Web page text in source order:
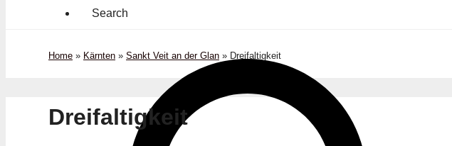
Search
Home » Kärnten » Sankt Veit an der Glan » Dreifaltigkeit
Dreifaltigkeit